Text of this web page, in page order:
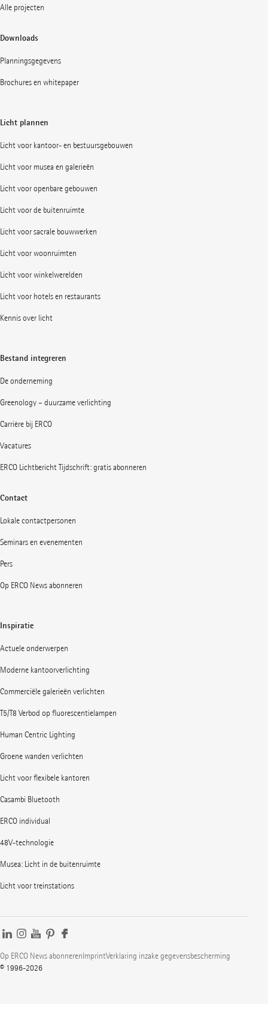
Alle projecten
Downloads
Planningsgegevens
Brochures en whitepaper
Licht plannen
Licht voor kantoor- en bestuursgebouwen
Licht voor musea en galerieën
Licht voor openbare gebouwen
Licht voor de buitenruimte
Licht voor sacrale bouwwerken
Licht voor woonruimten
Licht voor winkelwerelden
Licht voor hotels en restaurants
Kennis over licht
Bestand integreren
De onderneming
Greenology – duurzame verlichting
Carrière bij ERCO
Vacatures
ERCO Lichtbericht Tijdschrift: gratis abonneren
Contact
Lokale contactpersonen
Seminars en evenementen
Pers
Op ERCO News abonneren
Inspiratie
Actuele onderwerpen
Moderne kantoorverlichting
Commerciële galerieën verlichten
T5/T8 Verbod op fluorescentielampen
Human Centric Lighting
Groene wanden verlichten
Licht voor flexibele kantoren
Casambi Bluetooth
ERCO individual
48V-technologie
Musea: Licht in de buitenruimte
Licht voor treinstations
Op ERCO News abonnerenImprintVerklaring inzake gegevensbescherming
© 1996-2026